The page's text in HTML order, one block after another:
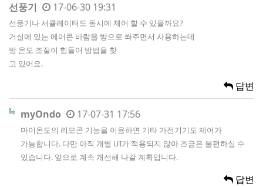
선풍기 17-06-30 19:31
선풍기나 서큘레이터도 동시에 제어 할 수 있을까요?
거실에 있는 에어콘 바람을 방으로 쏴주면서 사용하는데
방 온도 조절이 힘들어 방법을 찾
고 있어요.
답변
myOndo 17-07-31 17:56
마이온도의 리모콘 기능을 이용하면 기타 가전기기도 제어가
가능합니다. 다만 아직 개별 UI가 적용되지 않아 조금은 불편하실 수
있습니다. 앞으로 계속 개선해 나갈 계획입니다.
답변